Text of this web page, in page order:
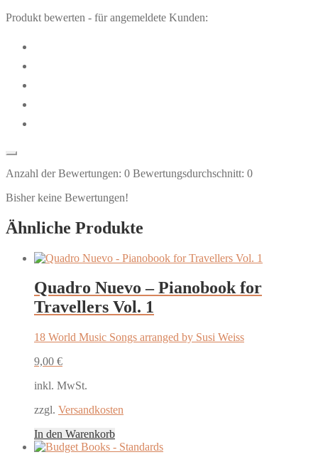
Produkt bewerten - für angemeldete Kunden:
Anzahl der Bewertungen: 0 Bewertungsdurchschnitt: 0
Bisher keine Bewertungen!
Ähnliche Produkte
Quadro Nuevo – Pianobook for
Travellers Vol. 1
18 World Music Songs arranged by Susi Weiss
9,00 €
inkl. MwSt.
zzgl. Versandkosten
In den Warenkorb